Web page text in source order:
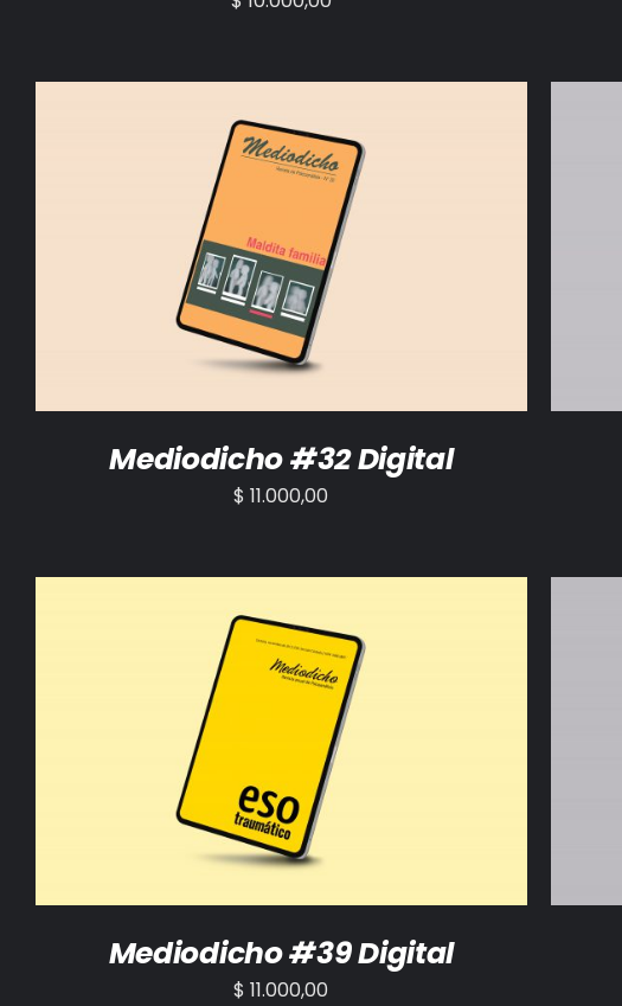
AÑADIR AL CARRITO /
Mediodicho #32 Digital
$ 11.000,00
AÑADIR AL CARRITO /
Mediodicho #39 Digital
$ 11.000,00